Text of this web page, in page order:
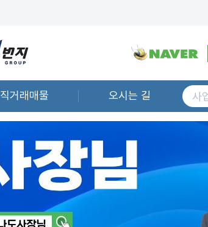
직거래매물 오시는 길